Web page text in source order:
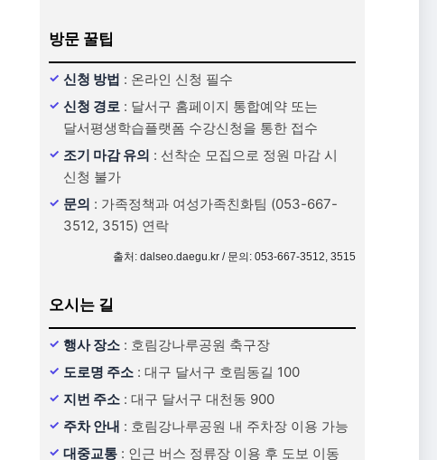
방문 꿀팁
신청 방법 : 온라인 신청 필수
신청 경로 : 달서구 홈페이지 통합예약 또는
달서평생학습플랫폼 수강신청을 통한 접수
조기 마감 유의 : 선착순 모집으로 정원 마감 시
신청 불가
문의 : 가족정책과 여성가족친화팀 (053-667-
3512, 3515) 연락
출처: dalseo.daegu.kr / 문의: 053-667-3512, 3515
오시는 길
행사 장소 : 호림강나루공원 축구장
도로명 주소 : 대구 달서구 호림동길 100
지번 주소 : 대구 달서구 대천동 900
주차 안내 : 호림강나루공원 내 주차장 이용 가능
대중교통 : 인근 버스 정류장 이용 후 도보 이동